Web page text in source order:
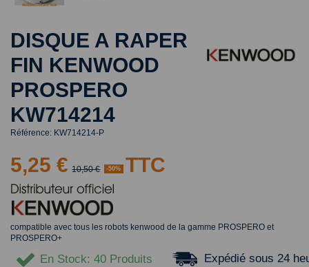
DISQUE A RAPER
FIN KENWOOD
PROSPERO
KW714214
Référence: KW714214-P
5,25 € 10,50 € -50% TTC
compatible avec tous les robots kenwood de la gamme PROSPERO et
PROSPERO+
En Stock: 40 Produits Expédié sous 24